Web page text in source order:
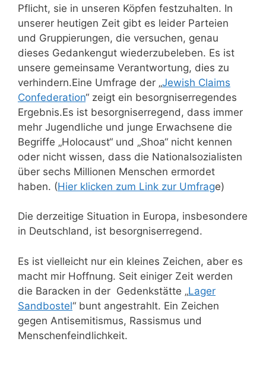
Pflicht, sie in unseren Köpfen festzuhalten. In
unserer heutigen Zeit gibt es leider Parteien
und Gruppierungen, die versuchen, genau
dieses Gedankengut wiederzubeleben. Es ist
unsere gemeinsame Verantwortung, dies zu
verhindern.Eine Umfrage der „Jewish Claims
Confederation“ zeigt ein besorgniserregendes
Ergebnis.Es ist besorgniserregend, dass immer
mehr Jugendliche und junge Erwachsene die
Begriffe „Holocaust“ und „Shoa“ nicht kennen
oder nicht wissen, dass die Nationalsozialisten
über sechs Millionen Menschen ermordet
haben. (Hier klicken zum Link zur Umfrage)
Die derzeitige Situation in Europa, insbesondere
in Deutschland, ist besorgniserregend.
Es ist vielleicht nur ein kleines Zeichen, aber es
macht mir Hoffnung. Seit einiger Zeit werden
die Baracken in der Gedenkstätte „Lager
Sandbostel“ bunt angestrahlt. Ein Zeichen
gegen Antisemitismus, Rassismus und
Menschenfeindlichkeit.